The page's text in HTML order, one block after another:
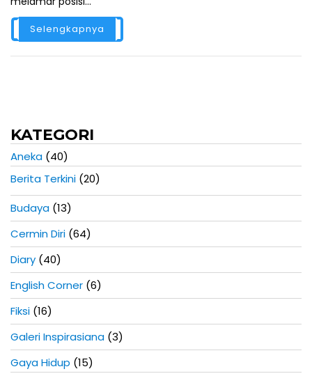
Selengkapnya
KATEGORI
Aneka (40)
Berita Terkini (20)
Budaya (13)
Cermin Diri (64)
Diary (40)
English Corner (6)
Fiksi (16)
Galeri Inspirasiana (3)
Gaya Hidup (15)